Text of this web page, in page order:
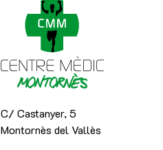
C/ Castanyer, 5
Montornès del Vallès